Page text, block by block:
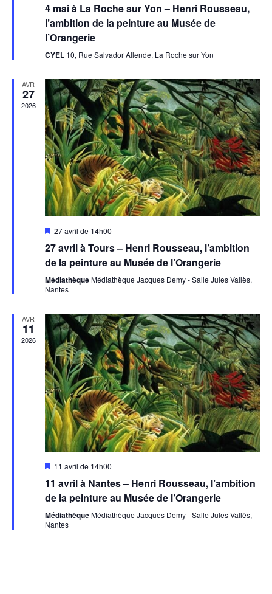
avant
4 mai à La Roche sur Yon – Henri Rousseau,
l’ambition de la peinture au Musée de
l’Orangerie
CYEL 10, Rue Salvador Allende, La Roche sur Yon
AVR
27
2026
Mis
avant
27 avril de 14h00
27 avril à Tours – Henri Rousseau, l’ambition
de la peinture au Musée de l’Orangerie
MédiathèqueMédiathèque Jacques Demy - Salle Jules Vallès,
Nantes
AVR
11
2026
Mis
avant
11 avril de 14h00
11 avril à Nantes – Henri Rousseau, l’ambition
de la peinture au Musée de l’Orangerie
MédiathèqueMédiathèque Jacques Demy - Salle Jules Vallès,
Nantes